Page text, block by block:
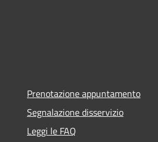
Prenotazione appuntamento
Segnalazione disservizio
Leggi le FAQ